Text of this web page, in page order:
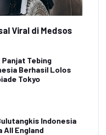
Viral di Medsos
Tebing
Berhasil Lolos
Tokyo
Indonesia
All England